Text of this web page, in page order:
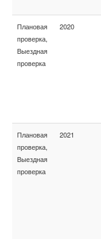
Плановая
проверка,
Выездная
проверка
2020
Плановая
проверка,
Выездная
проверка
2021